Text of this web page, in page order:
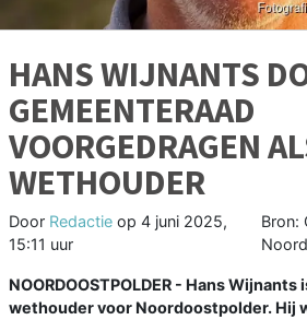
HANS WIJNANTS
GEMEENTERAAD
VOORGEDRAGEN
WETHOUDER
Door Redactie op 4 juni 2025,
15:11 uur
Bron:
NOORDOOSTPOLDER - Hans
wethouder voor Noordoostpolder. Hij